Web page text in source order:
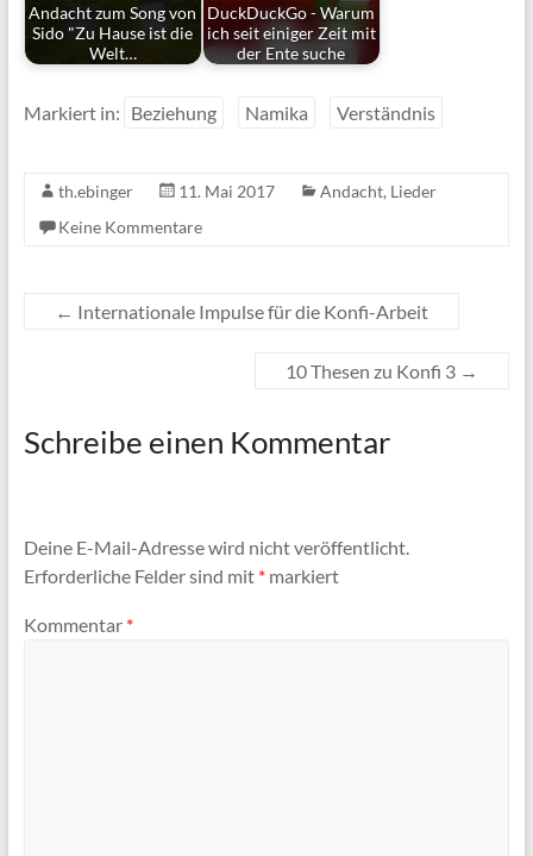
Andacht zum Song von
Sido "Zu Hause ist die
Welt…
DuckDuckGo - Warum
ich seit einiger Zeit mit
der Ente suche
Markiert in: Beziehung Namika Verständnis
th.ebinger 11. Mai 2017 Andacht, Lieder
Keine Kommentare
← Internationale Impulse für die Konfi-Arbeit
10 Thesen zu Konfi 3 →
Schreibe einen Kommentar
Deine E-Mail-Adresse wird nicht veröffentlicht.
Erforderliche Felder sind mit *markiert
Kommentar *